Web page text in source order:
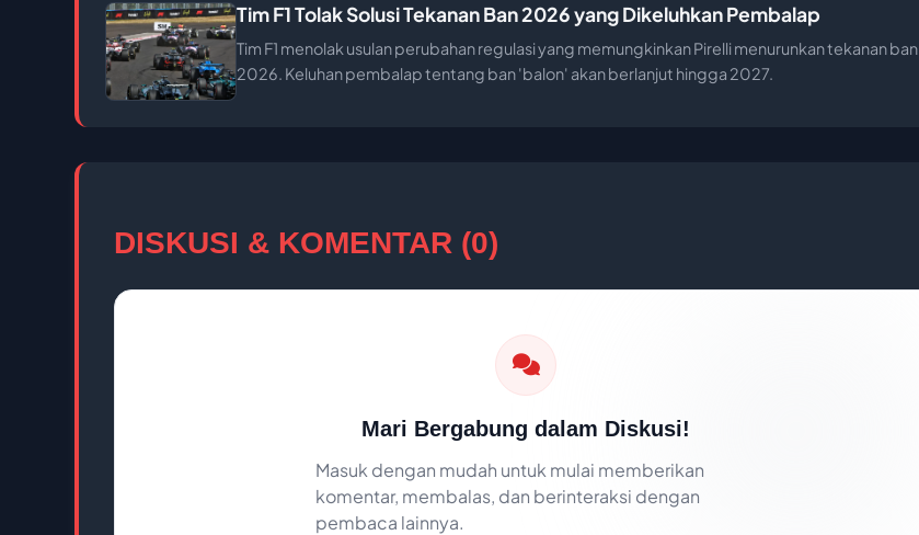
Tim F1 Tolak Solusi Tekanan Ban 2026 yang Dikeluhkan Pembalap
Tim F1 menolak usulan perubahan regulasi yang memungkinkan Pirelli menurunkan tekanan ban
2026. Keluhan pembalap tentang ban 'balon' akan berlanjut hingga 2027.
DISKUSI & KOMENTAR (0)
Mari Bergabung dalam Diskusi!
Masuk dengan mudah untuk mulai memberikan
komentar, membalas, dan berinteraksi dengan
pembaca lainnya.